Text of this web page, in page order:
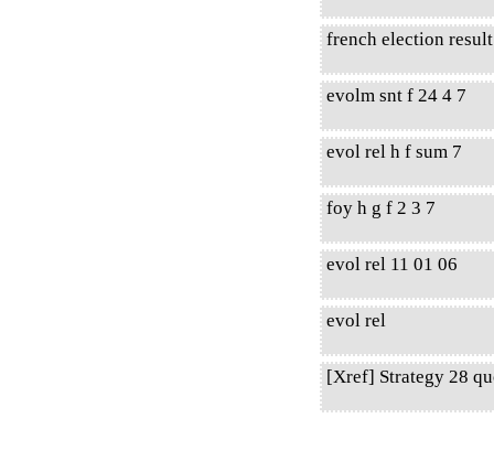
french election
evolm snt f 24 4 7
evol rel h f sum 7
foy h g f 2 3 7
evol rel 11 01 06
evol rel
[Xref] Strategy 28